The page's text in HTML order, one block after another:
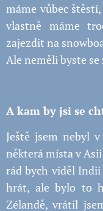
máme vůbec
vlastně máme
zajezdit na
Ale neměli byste
A kam by jsi se
Ještě jsem nebyl
některá místa v Asii
rád bych viděl
hrát, ale bylo to
Zélandě, vrátil